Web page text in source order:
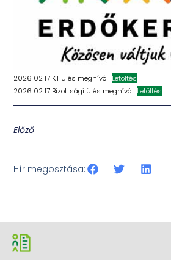
2026 02 17 KT ülés meghívó
Letöltés
2026 02 17 Bizottsági ülés meghívó
Letöltés
Előző
Hír megosztása: